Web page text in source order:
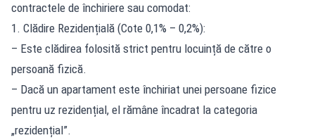
contractele de închiriere sau comodat:
1. Clădire Rezidențială (Cote 0,1% – 0,2%):
– Este clădirea folosită strict pentru locuință de către o
persoană fizică.
– Dacă un apartament este închiriat unei persoane fizice
pentru uz rezidențial, el rămâne încadrat la categoria
„rezidențial”.